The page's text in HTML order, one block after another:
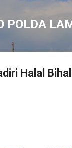
POLDA
Halal